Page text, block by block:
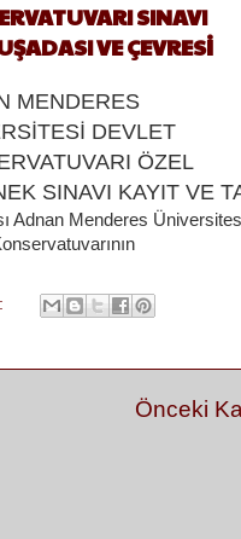
SINAVI
VE ÇEVRESİ
MENDERES
DEVLET
ÖZEL
SINAVI KAYIT VE
Adnan Menderes
Önceki